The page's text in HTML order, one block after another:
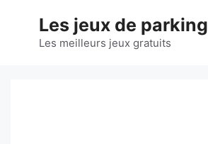
contenu
Les jeux de parking
Les meilleurs jeux gratuits